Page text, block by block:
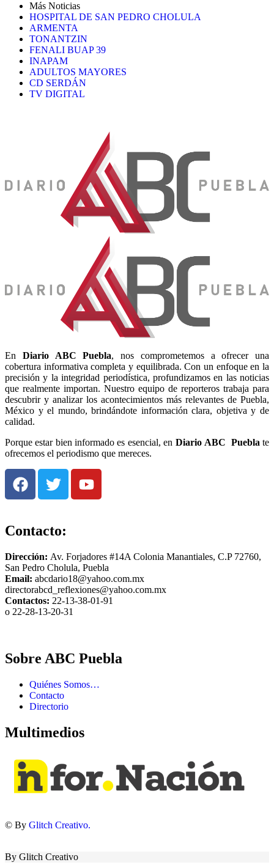
Más Noticias
HOSPITAL DE SAN PEDRO CHOLULA
ARMENTA
TONANTZIN
FENALI BUAP 39
INAPAM
ADULTOS MAYORES
CD SERDÁN
TV DIGITAL
En Diario ABC Puebla, nos comprometemos a ofrecer una
cobertura informativa completa y equilibrada. Con un enfoque en la
precisión y la integridad periodística, profundizamos en las noticias
que realmente importan. Nuestro equipo de reporteros trabaja para
descubrir y analizar los acontecimientos más relevantes de Puebla,
México y el mundo, brindándote información clara, objetiva y de
calidad.
Porque estar bien informado es esencial, en Diario ABC Puebla te
ofrecemos el periodismo que mereces.
Contacto:
Dirección: Av. Forjadores #14A Colonia Manantiales, C.P 72760,
San Pedro Cholula, Puebla
Email: abcdario18@yahoo.com.mx
directorabcd_reflexiones@yahoo.com.mx
Contactos: 22-13-38-01-91
o 22-28-13-20-31
Sobre ABC Puebla
Quiénes Somos…
Contacto
Directorio
Multimedios
© By Glitch Creativo.
By Glitch Creativo